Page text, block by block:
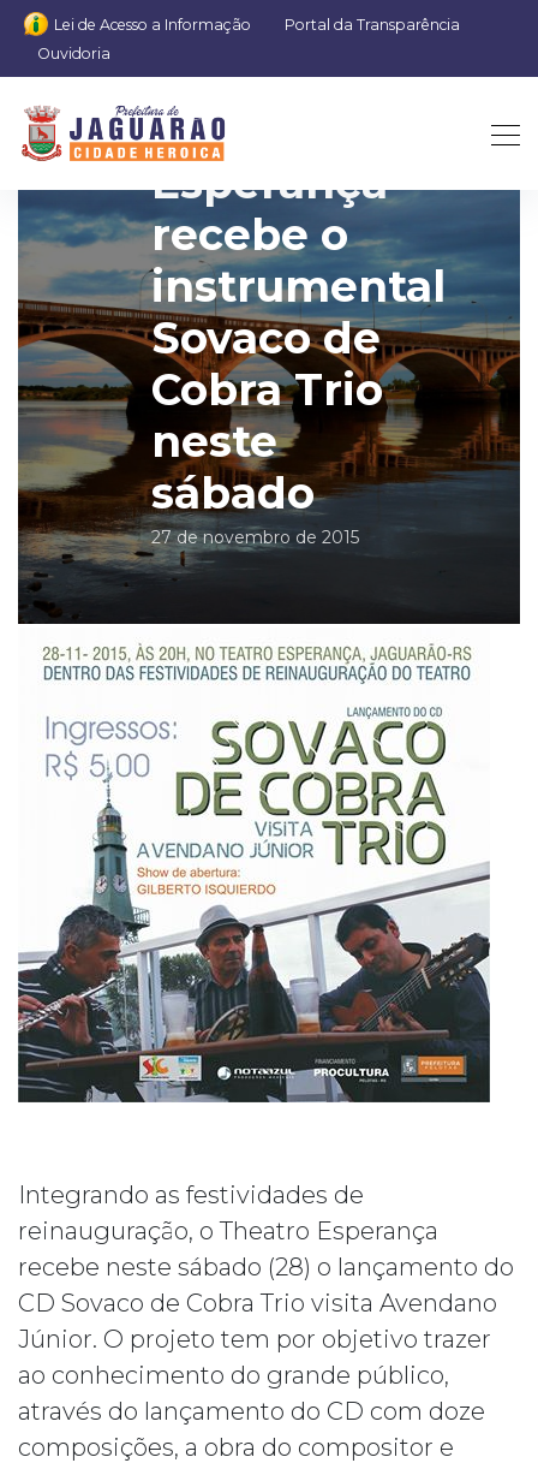
Lei de Acesso a Informação
Portal da Transparência
Ouvidoria
Theatro
Esperança
recebe o
instrumental
Sovaco de
Cobra Trio
neste
sábado
27 de novembro de 2015
Integrando as festividades de
reinauguração, o Theatro Esperança
recebe neste sábado (28) o lançamento do
CD Sovaco de Cobra Trio visita Avendano
Júnior. O projeto tem por objetivo trazer
ao conhecimento do grande público,
através do lançamento do CD com doze
composições, a obra do compositor e